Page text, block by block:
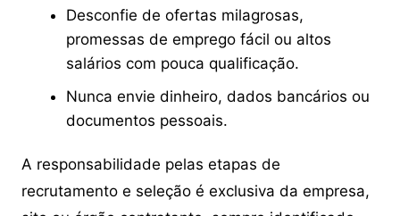
Desconfie de ofertas milagrosas,
promessas de emprego fácil ou altos
salários com pouca qualificação.
Nunca envie dinheiro, dados bancários ou
documentos pessoais.
A responsabilidade pelas etapas de
recrutamento e seleção é exclusiva da empresa,